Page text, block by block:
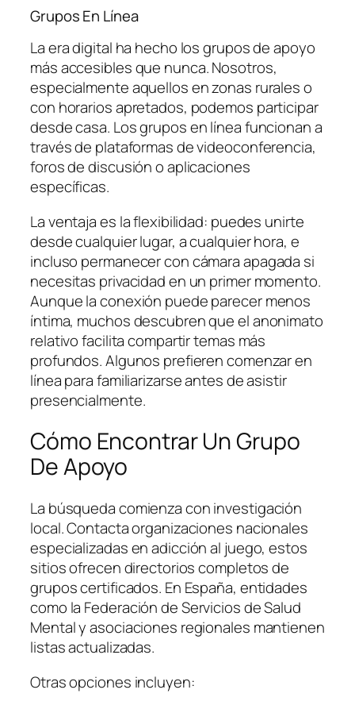
Grupos En Línea
La era digital ha hecho los grupos de apoyo
más accesibles que nunca. Nosotros,
especialmente aquellos en zonas rurales o
con horarios apretados, podemos participar
desde casa. Los grupos en línea funcionan a
través de plataformas de videoconferencia,
foros de discusión o aplicaciones
específicas.
La ventaja es la flexibilidad: puedes unirte
desde cualquier lugar, a cualquier hora, e
incluso permanecer con cámara apagada si
necesitas privacidad en un primer momento.
Aunque la conexión puede parecer menos
íntima, muchos descubren que el anonimato
relativo facilita compartir temas más
profundos. Algunos prefieren comenzar en
línea para familiarizarse antes de asistir
presencialmente.
Cómo Encontrar Un Grupo
De Apoyo
La búsqueda comienza con investigación
local. Contacta organizaciones nacionales
especializadas en adicción al juego, estos
sitios ofrecen directorios completos de
grupos certificados. En España, entidades
como la Federación de Servicios de Salud
Mental y asociaciones regionales mantienen
listas actualizadas.
Otras opciones incluyen: